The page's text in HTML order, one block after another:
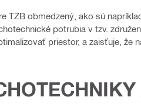
TZB obmedzený, ako sú
potrubia v tzv.
priestor, a zaisťuje, že